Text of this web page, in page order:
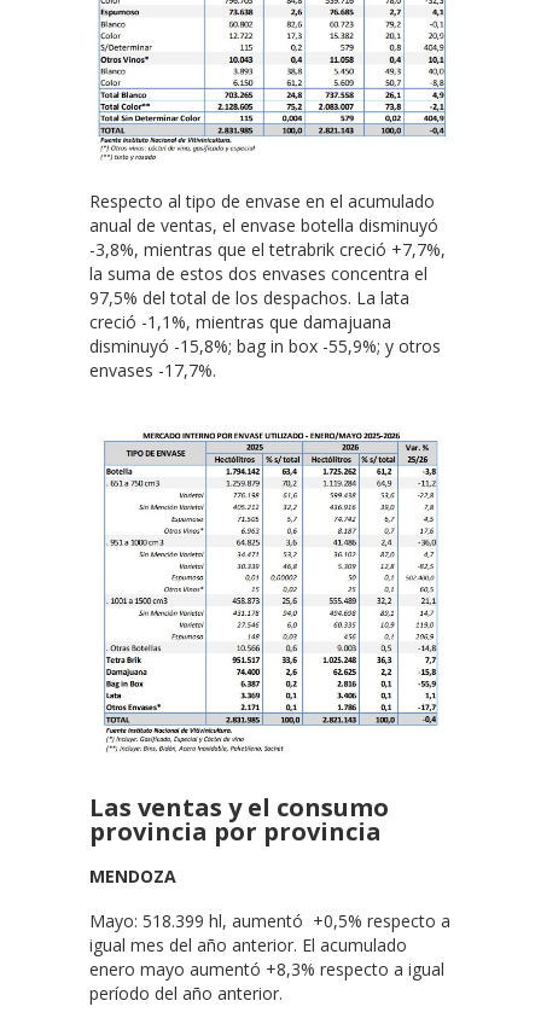
Respecto al tipo de envase en el acumulado
anual de ventas, el envase botella disminuyó
-3,8%, mientras que el tetrabrik creció +7,7%,
la suma de estos dos envases concentra el
97,5% del total de los despachos. La lata
creció -1,1%, mientras que damajuana
disminuyó -15,8%; bag in box -55,9%; y otros
envases -17,7%.
Las ventas y el consumo
provincia por provincia
MENDOZA
Mayo: 518.399 hl, aumentó +0,5% respecto a
igual mes del año anterior. El acumulado
enero mayo aumentó +8,3% respecto a igual
período del año anterior.